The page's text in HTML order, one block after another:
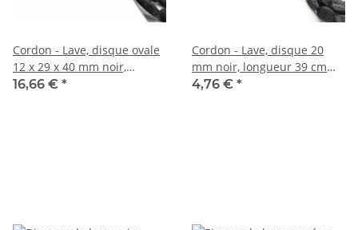
Cordon - Lave, disque ovale
12 x 29 x 40 mm noir,
longueur 39,5 cm /R023
16,66 € *
Cordon - Lave, disque 20
mm noir, longueur 39 cm
/R307
4,76 € *